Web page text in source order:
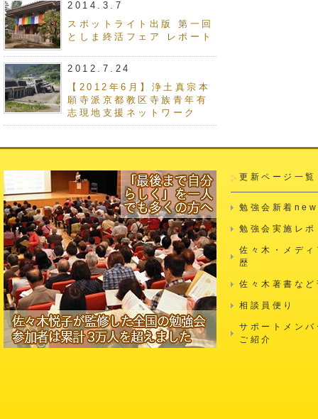
2014.3.7
スポットライト出版 第一回
としま終活フェア レポート
2012.7.24
【2012年6月】浄土真宗本
願寺派京都教区寺族青年有
志現地支援ネットワーク
更新ページ一覧
勉強会新着
勉強会実施レポ
佐々木・メデ
歴
佐々木著書な
相談員便り
サポートメン
ご紹介